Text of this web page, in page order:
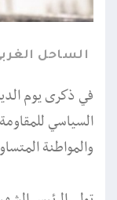
الساحل
السياسي
والمواطنة